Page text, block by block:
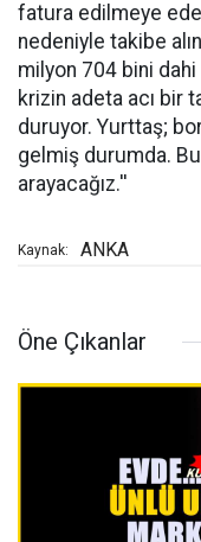
fatura edilmeye
nedeniyle takibe
milyon 704 bini
krizin adeta acı bir
duruyor. Yurttaş;
gelmiş durumda.
arayacağız.''
Kaynak: ANKA
Öne Çıkanlar